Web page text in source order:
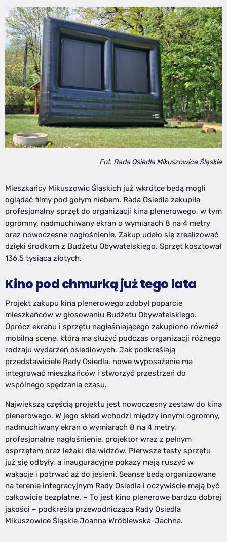
Fot. Rada Osiedla Mikuszowice Śląskie
Mieszkańcy Mikuszowic Śląskich już wkrótce będą mogli
oglądać filmy pod gołym niebem. Rada Osiedla zakupiła
profesjonalny sprzęt do organizacji kina plenerowego, w tym
ogromny, nadmuchiwany ekran o wymiarach 8 na 4 metry
oraz nowoczesne nagłośnienie. Zakup udało się zrealizować
dzięki środkom z Budżetu Obywatelskiego. Sprzęt kosztował
136,5 tysiąca złotych.
Kino pod chmurką już tego lata
Projekt zakupu kina plenerowego zdobył poparcie
mieszkańców w głosowaniu Budżetu Obywatelskiego.
Oprócz ekranu i sprzętu nagłaśniającego zakupiono również
mobilną scenę, która ma służyć podczas organizacji różnego
rodzaju wydarzeń osiedlowych. Jak podkreślają
przedstawiciele Rady Osiedla, nowe wyposażenie ma
integrować mieszkańców i stworzyć przestrzeń do
wspólnego spędzania czasu.
Największą częścią projektu jest nowoczesny zestaw do kina
plenerowego. W jego skład wchodzi między innymi ogromny,
nadmuchiwany ekran o wymiarach 8 na 4 metry,
profesjonalne nagłośnienie, projektor wraz z pełnym
osprzętem oraz leżaki dla widzów. Pierwsze testy sprzętu
już się odbyły, a inauguracyjne pokazy mają ruszyć w
wakacje i potrwać aż do jesieni. Seanse będą organizowane
na terenie integracyjnym Rady Osiedla i oczywiście mają być
całkowicie bezpłatne. – To jest kino plenerowe bardzo dobrej
jakości – podkreśla przewodnicząca Rady Osiedla
Mikuszowice Śląskie Joanna Wróblewska-Jachna.